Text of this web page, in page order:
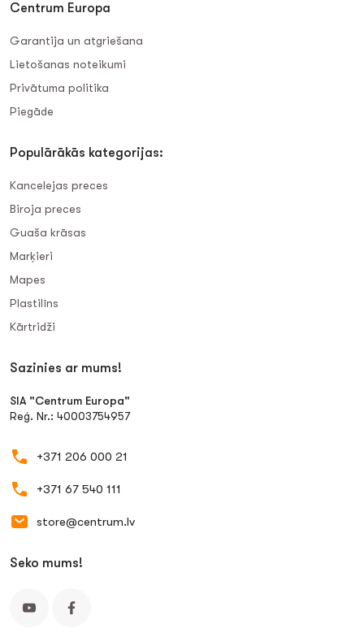
Centrum Europa
Garantija un atgriešana
Lietošanas noteikumi
Privātuma politika
Piegāde
Populārākās kategorijas:
Kancelejas preces
Biroja preces
Guaša krāsas
Marķieri
Mapes
Plastilīns
Kārtridži
Sazinies ar mums!
SIA "Centrum Europa"
Reģ. Nr.: 40003754957
+371 206 000 21
+371 67 540 111
store@centrum.lv
Seko mums!